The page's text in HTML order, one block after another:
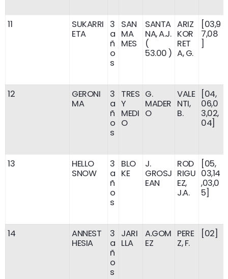
11
SUKARRI
ETA
3
a
ñ
o
s
SAN
MA
MES
SANTA
NA, A.J.
(
53.00 )
ARIZ
KOR
RET
A, G.
[03,9
7,08
]
12
GERONI
MA
3
a
ñ
o
s
TRES
Y
MEDI
O
G.
MADER
O
VALE
NTI,
B.
[04,
06,0
3,02,
04]
13
HELLO
SNOW
3
a
ñ
o
s
BLO
KE
J.
GROSJ
EAN
ROD
RIGU
EZ,
J.A.
[05,
03,14
,03,0
5]
14
ANNEST
HESIA
3
a
ñ
o
s
JARI
LLA
A.GOM
EZ
PERE
Z, F.
[02]